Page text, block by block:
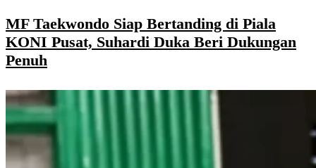
MF Taekwondo Siap Bertanding di Piala
KONI Pusat, Suhardi Duka Beri Dukungan
Penuh